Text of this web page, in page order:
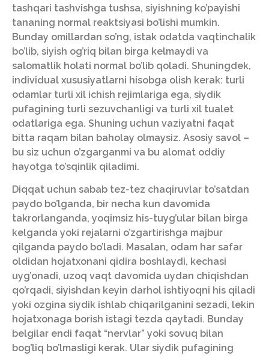
tashqari tashvishga tushsa, siyishning ko’payishi
tananing normal reaktsiyasi bo’lishi mumkin.
Bunday omillardan so’ng, istak odatda vaqtinchalik
bo’lib, siyish og’riq bilan birga kelmaydi va
salomatlik holati normal bo’lib qoladi. Shuningdek,
individual xususiyatlarni hisobga olish kerak: turli
odamlar turli xil ichish rejimlariga ega, siydik
pufagining turli sezuvchanligi va turli xil tualet
odatlariga ega. Shuning uchun vaziyatni faqat
bitta raqam bilan baholay olmaysiz. Asosiy savol –
bu siz uchun o’zgarganmi va bu alomat oddiy
hayotga to’sqinlik qiladimi.
Diqqat uchun sabab tez-tez chaqiruvlar to’satdan
paydo bo’lganda, bir necha kun davomida
takrorlanganda, yoqimsiz his-tuyg’ular bilan birga
kelganda yoki rejalarni o’zgartirishga majbur
qilganda paydo bo’ladi. Masalan, odam har safar
oldidan hojatxonani qidira boshlaydi, kechasi
uyg’onadi, uzoq vaqt davomida uydan chiqishdan
qo’rqadi, siyishdan keyin darhol ishtiyoqni his qiladi
yoki ozgina siydik ishlab chiqarilganini sezadi, lekin
hojatxonaga borish istagi tezda qaytadi. Bunday
belgilar endi faqat “nervlar” yoki sovuq bilan
bog’liq bo’lmasligi kerak. Ular siydik pufagining